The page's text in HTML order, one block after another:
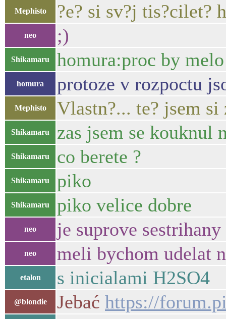
Mephisto ?e? si sv?j tis?cilet?
neo ;)
Shikamaru homura:proc by
homura protoze v rozpoctu
Mephisto Vlastn?... te? jsem si
Shikamaru zas jsem se kouknul
Shikamaru co berete ?
Shikamaru piko
Shikamaru piko velice dobre
neo je suprove sestrihany
neo meli bychom udelat
etalon s inicialami H2SO4
@blondie Jebać https://